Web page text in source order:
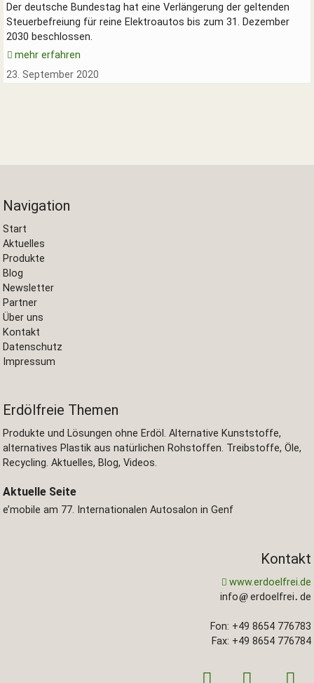
Der deutsche Bundestag hat eine Verlängerung der geltenden
Steuerbefreiung für reine Elektroautos bis zum 31. Dezember
2030 beschlossen.
mehr erfahren
23. September 2020
Navigation
Start
Aktuelles
Produkte
Blog
Newsletter
Partner
Über uns
Kontakt
Datenschutz
Impressum
Erdölfreie Themen
Produkte und Lösungen ohne Erdöl. Alternative Kunststoffe,
alternatives Plastik aus natürlichen Rohstoffen. Treibstoffe, Öle,
Recycling. Aktuelles, Blog, Videos.
Aktuelle Seite
e’mobile am 77. Internationalen Autosalon in Genf
Kontakt
www.erdoelfrei.de
info
erdoelfrei de
Fon: +49 8654 776783
Fax: +49 8654 776784